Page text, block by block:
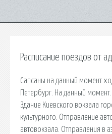
Расписание поездов от
Сапсаны на данный момент
Петербург. На данный
Здание Киевского вокзала
культурного. Отправление
автовокзала. Отправления в